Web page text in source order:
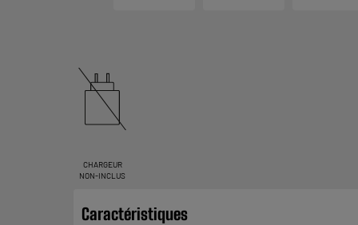
CHARGEUR
NON-INCLUS
Caractéristiques